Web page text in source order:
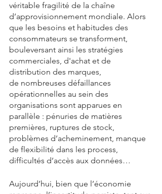
véritable fragilité de la chaîne
d’approvisionnement mondiale. Alors
que les besoins et habitudes des
consommateurs se transforment,
bouleversant ainsi les stratégies
commerciales, d'achat et de
distribution des marques,
de nombreuses défaillances
opérationnelles au sein des
organisations sont apparues en
parallèle : pénuries de matières
premières, ruptures de stock,
problèmes d’acheminement, manque
de flexibilité dans les process,
difficultés d’accès aux données…
Aujourd’hui, bien que l’économie